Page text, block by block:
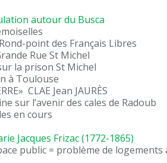
autour du Busca
point des Français Libres
Rue St Michel
la prison St Michel
à Toulouse
CLAE Jean JAURÈS
sur l’avenir des cales de Radoub
en cours
Jacques Frizac (1772-1865)
public = problème de logements